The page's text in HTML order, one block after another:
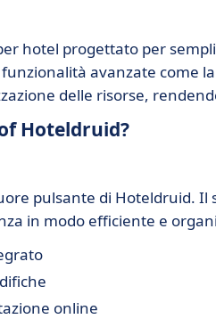
hotel progettato per
avanzate come
delle risorse,
Hoteldruid?
pulsante di Hoteldruid.
in modo efficiente e
online